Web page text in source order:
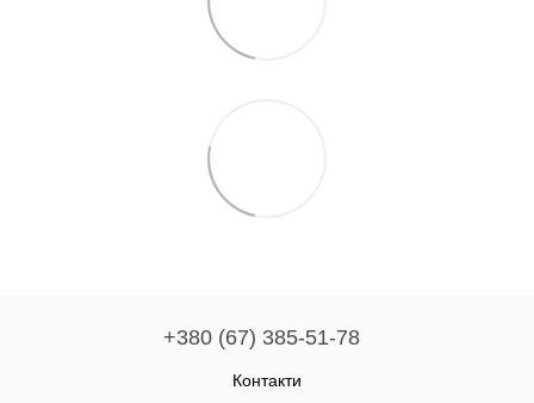
+380 (67) 385-51-78
Контакти